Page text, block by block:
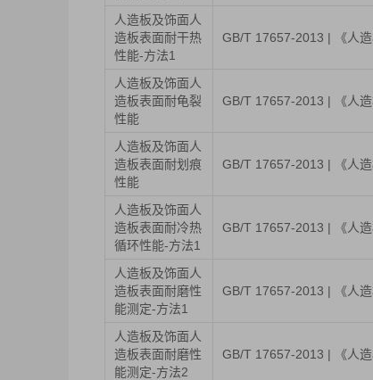
人造板及饰面人
造板表面耐干热
性能-方法1
GB/T 17657-2013 | 《人
人造板及饰面人
造板表面耐龟裂
性能
GB/T 17657-2013 | 《人
人造板及饰面人
造板表面耐划痕
性能
GB/T 17657-2013 | 《人
人造板及饰面人
造板表面耐冷热
循环性能-方法1
GB/T 17657-2013 | 《人
人造板及饰面人
造板表面耐磨性
能测定-方法1
GB/T 17657-2013 | 《人
人造板及饰面人
造板表面耐磨性
能测定-方法2
GB/T 17657-2013 | 《人